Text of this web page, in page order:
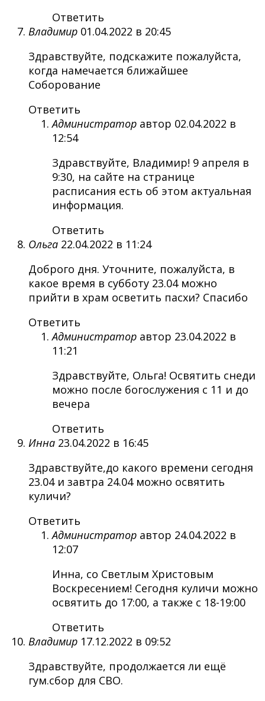
Ответить
Владимир 01.04.2022 в 20:45
Здравствуйте, подскажите пожалуйста,
когда намечается ближайшее
Соборование
Ответить
Администратор автор 02.04.2022 в
12:54
Здравствуйте, Владимир! 9 апреля в
9:30, на сайте на странице
расписания есть об этом актуальная
информация.
Ответить
Ольга 22.04.2022 в 11:24
Доброго дня. Уточните, пожалуйста, в
какое время в субботу 23.04 можно
прийти в храм осветить пасхи? Спасибо
Ответить
Администратор автор 23.04.2022 в
11:21
Здравствуйте, Ольга! Освятить снеди
можно после богослужения с 11 и до
вечера
Ответить
Инна 23.04.2022 в 16:45
Здравствуйте,до какого времени сегодня
23.04 и завтра 24.04 можно освятить
куличи?
Ответить
Администратор автор 24.04.2022 в
12:07
Инна, со Светлым Христовым
Воскресением! Сегодня куличи можно
освятить до 17:00, а также с 18-19:00
Ответить
Владимир 17.12.2022 в 09:52
Здравствуйте, продолжается ли ещё
гум.сбор для СВО.